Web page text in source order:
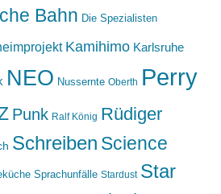
Bahn Die Spezialisten
Kamihimo Karlsruhe
NEO Nussernte Oberth Perry
Punk Ralf König Rüdiger
Schreiben Science
Sprachunfälle Stardust Star